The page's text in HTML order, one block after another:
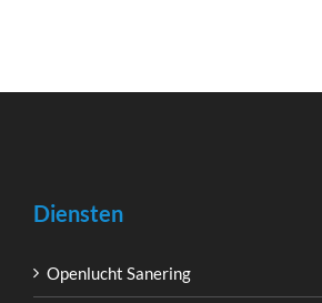
Diensten
Openlucht Sanering